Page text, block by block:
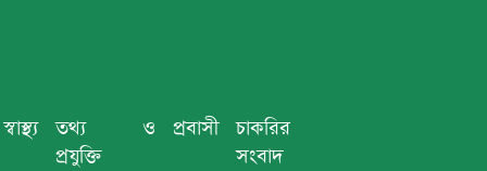
স্বাস্থ্য
তথ্য ও
প্রযুক্তি
প্রবাসী
চাকরির
সংবাদ